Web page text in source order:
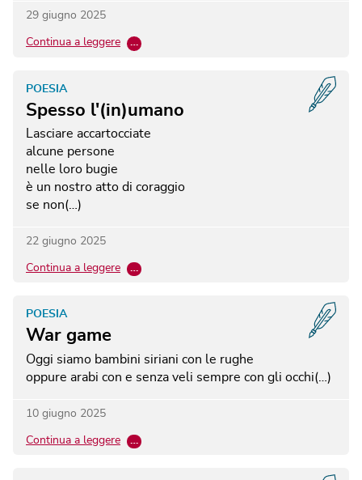
29 giugno 2025
Continua a leggere …
Spesso l'(in)umano
POESIA
Lasciare accartocciate
alcune persone
nelle loro bugie
è un nostro atto di coraggio
se non(…)
22 giugno 2025
Continua a leggere …
War game
POESIA
Oggi siamo bambini siriani con le rughe
oppure arabi con e senza veli sempre con gli occhi(…)
10 giugno 2025
Continua a leggere …